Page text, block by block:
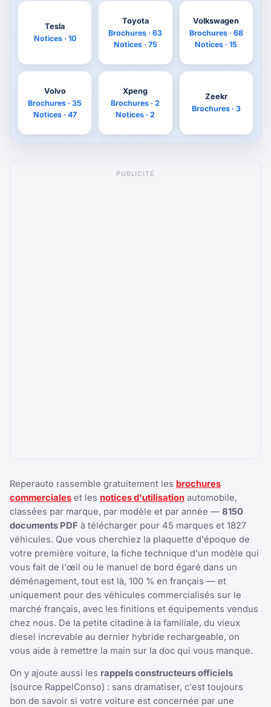
Tesla
Notices · 10
Toyota
Brochures · 63
Notices · 75
Volkswagen
Brochures · 68
Notices · 15
Volvo
Brochures · 35
Notices · 47
Xpeng
Brochures · 2
Notices · 2
Zeekr
Brochures · 3
PUBLICITÉ
Reperauto rassemble gratuitement les brochures
commerciales et les notices d'utilisation automobile,
classées par marque, par modèle et par année — 8150
documents PDF à télécharger pour 45 marques et 1827
véhicules. Que vous cherchiez la plaquette d'époque de
votre première voiture, la fiche technique d'un modèle qui
vous fait de l'œil ou le manuel de bord égaré dans un
déménagement, tout est là, 100 % en français — et
uniquement pour des véhicules commercialisés sur le
marché français, avec les finitions et équipements vendus
chez nous. De la petite citadine à la familiale, du vieux
diesel increvable au dernier hybride rechargeable, on
vous aide à remettre la main sur la doc qui vous manque.
On y ajoute aussi les rappels constructeurs officiels
(source RappelConso) : sans dramatiser, c'est toujours
bon de savoir si votre voiture est concernée par une